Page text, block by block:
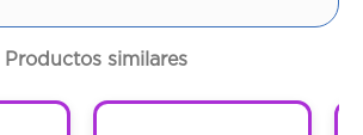
Productos similares